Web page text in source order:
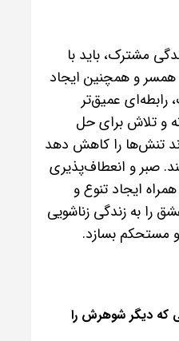
مشترک، باید با
همسر و همچنین ایجاد
عمیق‌تر
و تلاش برای حل
تنش‌ها را کاهش دهد
صبر و انعطاف‌پذیری
ایجاد تنوع و
را به زندگی زناشویی
و مستحکم بسازد.
که دیگر شوهرش را